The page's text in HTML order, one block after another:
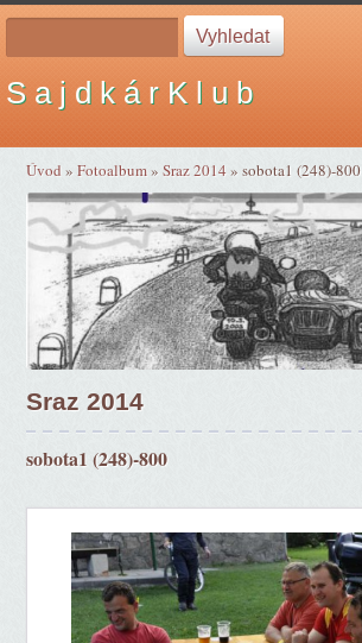
S a j d k á r K l u b
Úvod »Fotoalbum»Sraz 2014»sobota1 (248)-800
Sraz 2014
sobota1 (248)-800